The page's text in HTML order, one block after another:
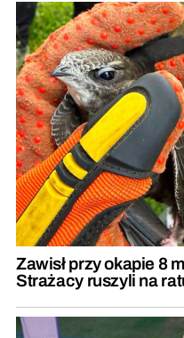
Zawisł przy okapie 8
Strażacy ruszyli na